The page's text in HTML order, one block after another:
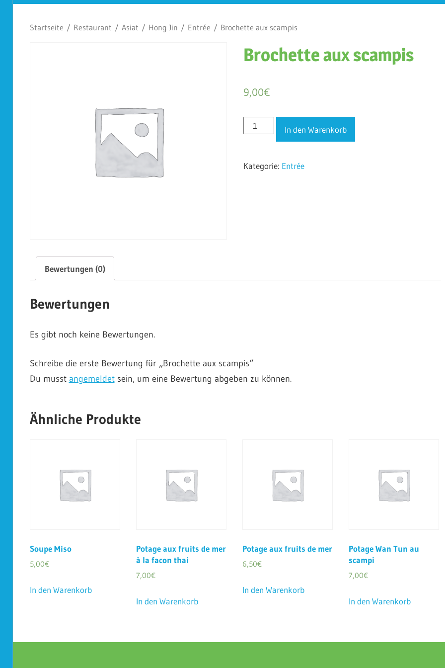
Koplescht
Startseite / Restaurant / Asiat / Hong Jin / Entrée / Brochette aux scampis
Brochette aux scampis
9,00€
Brochette
Menge
In den Warenkorb
Kategorie: Entrée
Bewertungen (0)
Bewertungen
Es gibt noch keine Bewertungen.
Schreibe die erste Bewertung für „Brochette aux scampis“
Du musst angemeldetsein, um eine Bewertung abgeben zu können.
Ähnliche Produkte
Soupe Miso
5,00€
In den Warenkorb
Potage aux fruits de mer
à la facon thai
7,00€
In den Warenkorb
Potage aux fruits de mer
6,50€
In den Warenkorb
Potage Wan Tun au
scampi
7,00€
In den Warenkorb